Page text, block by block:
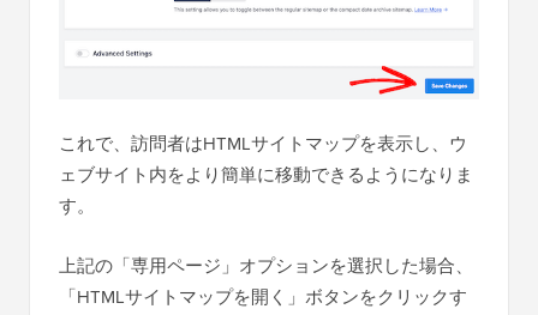
これで、訪問者はHTMLサイトマップを表示し、ウ
ェブサイト内をより簡単に移動できるようになりま
す。
上記の「専用ページ」オプションを選択した場合、
「HTMLサイトマップを開く」ボタンをクリックす